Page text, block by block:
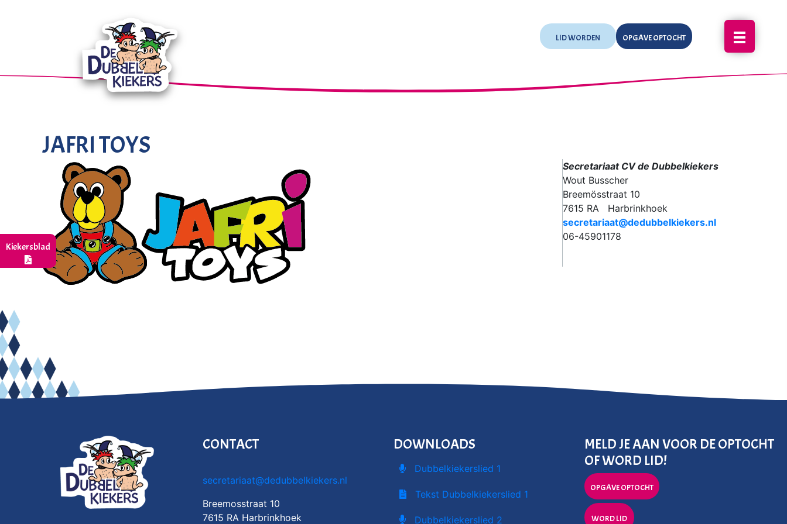
LID WORDEN OPGAVE OPTOCHT
JAFRI TOYS
Secretariaat CV de Dubbelkiekers
Wout Busscher
Breemösstraat 10
7615 RA Harbrinkhoek
secretariaat@dedubbelkiekers.nl
06-45901178
CONTACT
secretariaat@dedubbelkiekers.nl
Breemosstraat 10
7615 RA Harbrinkhoek
DOWNLOADS
Dubbelkiekerslied 1
Tekst Dubbelkiekerslied 1
Dubbelkiekerslied 2
MELD JE AAN VOOR DE OPTOCHT
OF WORD LID!
OPGAVE OPTOCHT
WORD LID
Kiekersblad